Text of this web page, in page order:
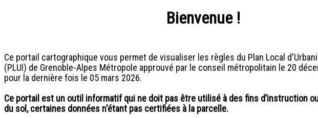
Lancer la recherche
MIXITE FONCTIONNELLE ET COMMERCIALE (C1)
Bienvenue !
Ce portail cartographique vous permet de visualiser les règles du Plan Local
(PLUI) de Grenoble-Alpes Métropole approuvé par le conseil métropolitain le 20
pour la dernière fois le 05 mars 2026.
Ce portail est un outil informatif qui ne doit pas être utilisé à des fins d’instruction
du sol, certaines données n'étant pas certifiées à la parcelle.